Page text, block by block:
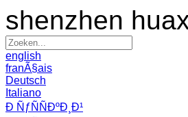
shenzhen
english
franÃ§ais
Deutsch
Italiano
Ð ÑƒÑÑÐºÐ¸Ð¹